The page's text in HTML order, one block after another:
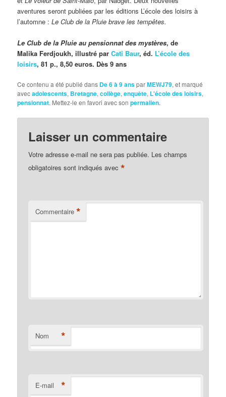
aventures seront publiées par les éditions L’école des loisirs à
l’automne :Le Club de la Pluie brave les tempêtes.
Le Club de la Pluie au pensionnat des mystères, de
Malika Ferdjoukh, illustré parCati Baur, éd. L’école des
loisirs, 81 p., 8,50 euros. Dès 9 ans
Ce contenu a été publié dans De 6 à 9 ansparMEWJ79, et marqué
avecadolescents, Bretagne,collège,enquête, L'école des loisirs,
pensionnat. Mettez-le en favori avec sonpermalien.
Laisser un commentaire
Votre adresse e-mail ne sera pas publiée. Les champs
obligatoires sont indiqués avec*
Commentaire *
Nom *
E-mail *